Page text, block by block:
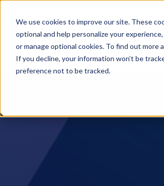
We use cookies to improve our site. These
optional and help personalize your
or manage optional cookies. To find out more
If you decline, your information won’t be
preference not to be tracked.
Branchen